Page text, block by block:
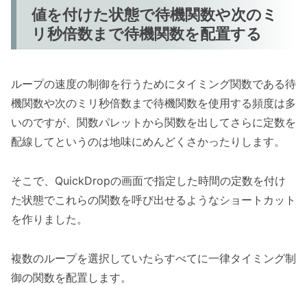
値を付けた状態で待機関数や次のミ
リ秒倍数まで待機関数を配置する
ループの速度の制御を行うためにタイミング関数である待
機関数や次のミリ秒倍数まで待機関数を使用する頻度は多
いのですが、関数パレットから関数を出してさらに定数を
配線してというのは地味にめんどくさかったりします。
そこで、QuickDropの画面で指定した時間の定数を付け
た状態でこれらの関数を呼び出せるようなショートカット
を作りました。
複数のループを選択していたらすべてに一律タイミング制
御の関数を配置します。